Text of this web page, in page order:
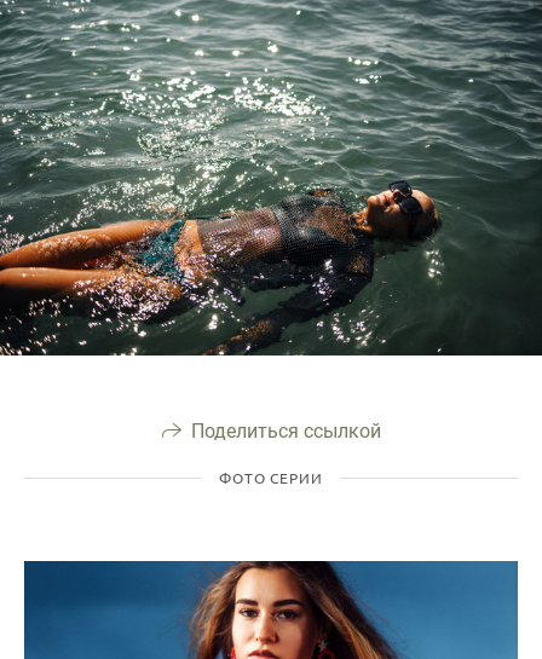
Поделиться ссылкой
ФОТО СЕРИИ